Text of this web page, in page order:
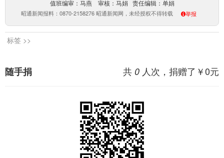
值班编审：马燕 审核：马娟 责任编辑：单娟
昭通新闻报料：0870-2158276 昭通新闻网，未经授权不得转载 举报
标签 >>
共 0 人次，捐赠了￥0元
随手捐